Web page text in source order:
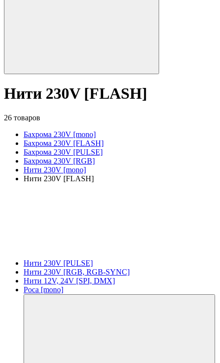
Нити 230V [FLASH]
26 товаров
Бахрома 230V [mono]
Бахрома 230V [FLASH]
Бахрома 230V [PULSE]
Бахрома 230V [RGB]
Нити 230V [mono]
Нити 230V [FLASH]
Нити 230V [PULSE]
Нити 230V [RGB, RGB-SYNC]
Нити 12V, 24V [SPI, DMX]
Роса [mono]